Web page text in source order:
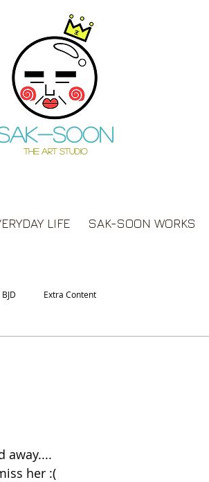
soon
THE ART STUDIO
LIFE SAK-SOON WORKS
BJD Extra Content
away....
her :(